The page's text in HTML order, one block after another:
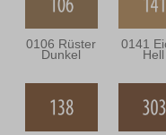
0106 Rüster
Dunkel
0141
Hell